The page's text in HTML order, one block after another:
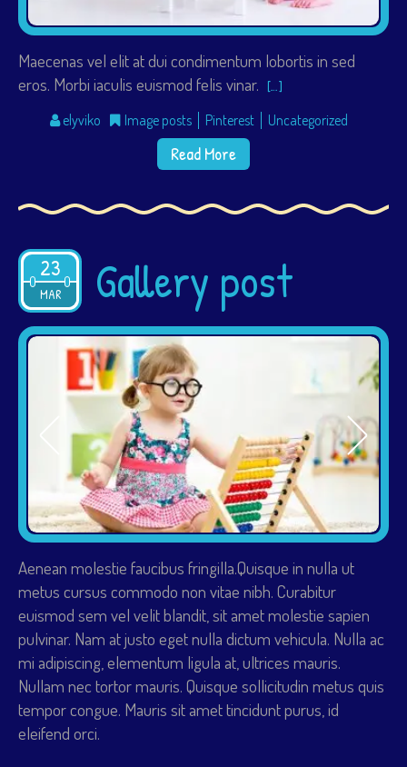
Maecenas vel elit at dui condimentum lobortis in sed
eros. Morbi iaculis euismod felis vinar. […]
elyviko Image posts Pinterest Uncategorized
Read More
23
MAR
2015 Gallery post
Aenean molestie faucibus fringilla.Quisque in nulla ut
metus cursus commodo non vitae nibh. Curabitur
euismod sem vel velit blandit, sit amet molestie sapien
pulvinar. Nam at justo eget nulla dictum vehicula. Nulla ac
mi adipiscing, elementum ligula at, ultrices mauris.
Nullam nec tortor mauris. Quisque sollicitudin metus quis
tempor congue. Mauris sit amet tincidunt purus, id
eleifend orci.